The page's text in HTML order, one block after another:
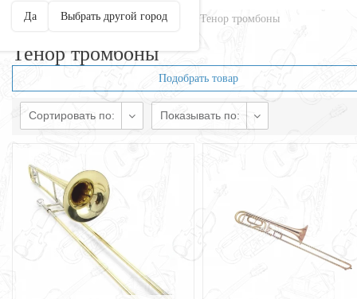
Да Выбрать другой город
Главная Духовые Тромбоны Тенор тромбоны
Тенор тромбоны
Подобрать товар
Сортировать по: Показывать по: